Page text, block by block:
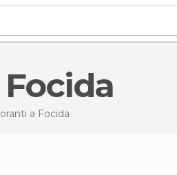
Focida
a Focida